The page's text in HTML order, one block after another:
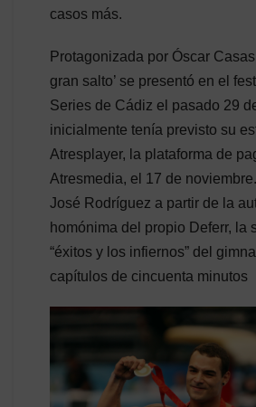
casos más.
Protagonizada por Óscar
gran salto’ se presentó en el
Series de Cádiz el pasado 29
inicialmente tenía previsto su
Atresplayer, la plataforma de
Atresmedia, el 17 de
José Rodríguez a partir de la
homónima del propio Deferr, la
“éxitos y los infiernos” del
capítulos de cincuenta minutos